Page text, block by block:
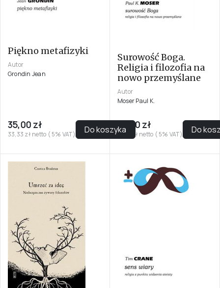
Piękno metafizyki
Autor
Grondin Jean
35,00 zł
33,33 zł netto ( 5% VAT) Do koszyka
Surowość Boga.
Religia i filozofia na
nowo przemyślane
Autor
Moser Paul K.
39,00 zł
37,14 zł netto ( 5% VAT) Do